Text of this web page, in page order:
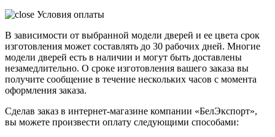
Условия оплаты
В зависимости от выбранной модели дверей и ее цвета срок
изготовления может составлять до 30 рабочих дней. Многие
модели дверей есть в наличии и могут быть доставлены
незамедлительно. О сроке изготовления вашего заказа вы
получите сообщение в течение нескольких часов с момента
оформления заказа.
Сделав заказ в интернет-магазине компании «БелЭкспорт»,
вы можете произвести оплату следующими способами: